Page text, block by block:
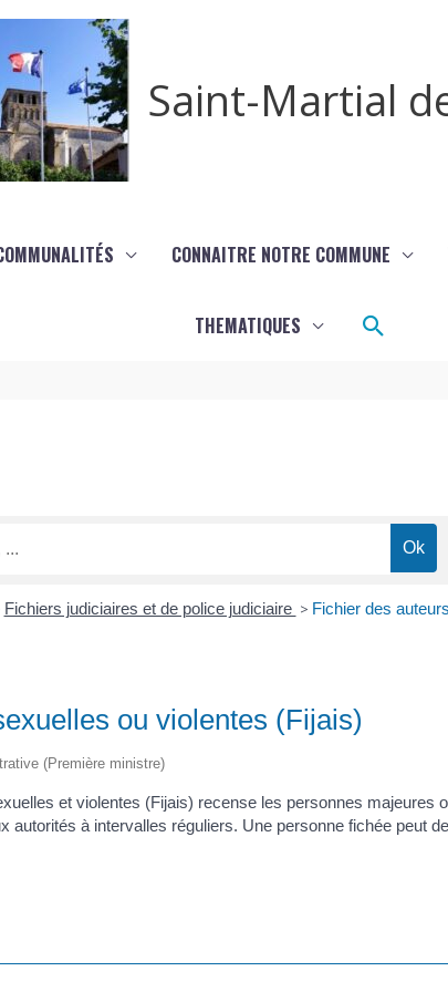
Saint-Martial
CONNAITRE NOTRE COMMUNE
THEMATIQUES
Fichiers judiciaires et de police judiciaire > Fichier des
ou violentes (Fijais)
(Première ministre)
et violentes (Fijais) recense les personnes majeures
autorités à intervalles réguliers. Une personne fichée peut